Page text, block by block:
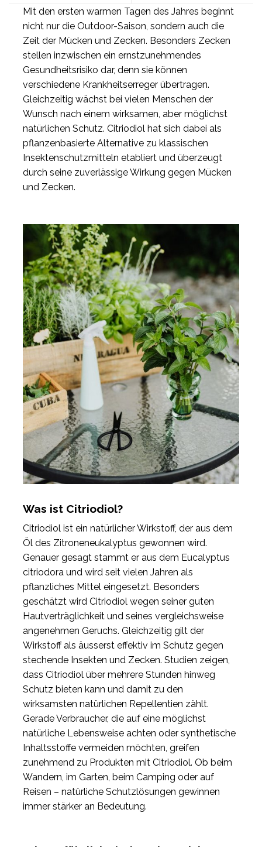
Mit den ersten warmen Tagen des Jahres beginnt
nicht nur die Outdoor-Saison, sondern auch die
Zeit der Mücken und Zecken. Besonders Zecken
stellen inzwischen ein ernstzunehmendes
Gesundheitsrisiko dar, denn sie können
verschiedene Krankheitserreger übertragen.
Gleichzeitig wächst bei vielen Menschen der
Wunsch nach einem wirksamen, aber möglichst
natürlichen Schutz. Citriodiol hat sich dabei als
pflanzenbasierte Alternative zu klassischen
Insektenschutzmitteln etabliert und überzeugt
durch seine zuverlässige Wirkung gegen Mücken
und Zecken.
Was ist Citriodiol?
Citriodiol ist ein natürlicher Wirkstoff, der aus dem
Öl des Zitroneneukalyptus gewonnen wird.
Genauer gesagt stammt er aus dem Eucalyptus
citriodora und wird seit vielen Jahren als
pflanzliches Mittel eingesetzt. Besonders
geschätzt wird Citriodiol wegen seiner guten
Hautverträglichkeit und seines vergleichsweise
angenehmen Geruchs. Gleichzeitig gilt der
Wirkstoff als äusserst effektiv im Schutz gegen
stechende Insekten und Zecken. Studien zeigen,
dass Citriodiol über mehrere Stunden hinweg
Schutz bieten kann und damit zu den
wirksamsten natürlichen Repellentien zählt.
Gerade Verbraucher, die auf eine möglichst
natürliche Lebensweise achten oder synthetische
Inhaltsstoffe vermeiden möchten, greifen
zunehmend zu Produkten mit Citriodiol. Ob beim
Wandern, im Garten, beim Camping oder auf
Reisen – natürliche Schutzlösungen gewinnen
immer stärker an Bedeutung.